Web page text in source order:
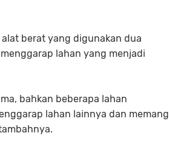
berat yang digunakan dua
lahan yang menjadi
bahkan beberapa lahan
lahan lainnya dan memang